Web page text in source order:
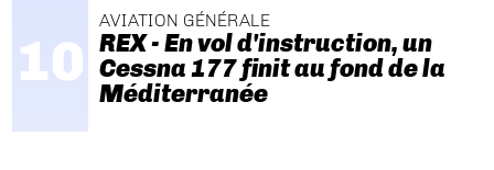
AVIATION GÉNÉRALE
REX - En vol d'instruction, un
Cessna 177 finit au fond de la
Méditerranée